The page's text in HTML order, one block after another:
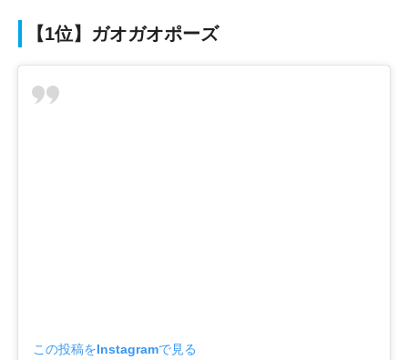
【1位】ガオガオポーズ
この投稿をInstagramで見る